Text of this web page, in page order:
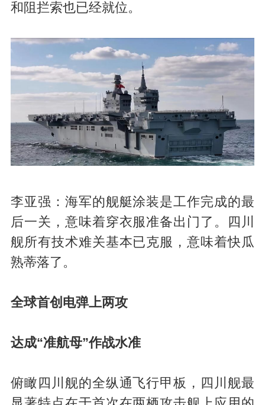
和阻拦索也已经就位。
李亚强：海军的舰艇涂装是工作完成的最
后一关，意味着穿衣服准备出门了。四川
舰所有技术难关基本已克服，意味着快瓜
熟蒂落了。
全球首创电弹上两攻
达成“准航母”作战水准
俯瞰四川舰的全纵通飞行甲板，四川舰最